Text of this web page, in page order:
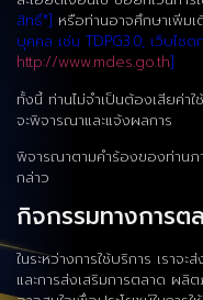
สิทธิ์*] หรือท่านอาจศึกษาเพิ่มเ
บุคคล เช่น TDPG3.0, เว็บไซ
http://www.mdes.go.th]
ทั้งนี้ ท่านไม่จำเป็นต้องเสียค่า
จะพิจารณาและแจ้งผลการ
พิจารณาตามคำร้องของท่านภ
กล่าว
กิจกรรมทางการต
ในระหว่างการใช้บริการ เราจ
และการส่งเสริมการตลาด ผลิ